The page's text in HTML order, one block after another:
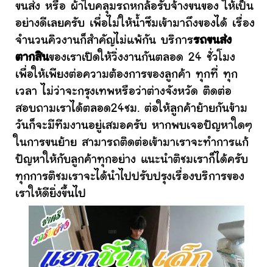
ขนส่ง หรือ ผ้าใบคลุมรถหกล้อรับจ้างขนของ ให้เป็น
อย่างดีเลยครับ เพื่อไม่ให้น้ำซึมเข้ามาถึงของได้ เรื่อง
จำนวนคิวงานก็สำคัญไม่แพ้กัน บริการรถขนส่ง
ตากสินของเราเปิดให้วิ่งงานกันตลอด 24 ชั่วโมง
เพื่อให้เพียงต่อความต้องการของลูกค้า ทุกที่ ทุก
เวลา ไม่ว่าจะกรุงเทพหรือว่าต่างจังหวัด ติดต่อ
สอบถามเราได้ตลอด24ชม. ต่อให้ลูกค้าย้ายกันข้าม
วันก็จะมีทีมงานอยู่เสมอครับ หากพบเจอปัญหาใดๆ
ในการขนย้าย สามารถติดต่อเข้ามาเราจะทำการแก้
ปัญหาให้กับลูกค้าทุกอย่าง แนะนำติชมเราก็ได้ครับ
ทุกการติชมเราจะได้นำไปปรับปรุงเรื่องบริการของ
เราให้ดียิ่งขึ้นไป